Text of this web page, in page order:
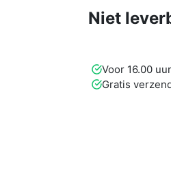
Niet
Voor 16.00
Gratis